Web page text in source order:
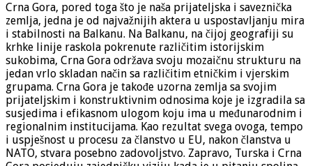
Crna Gora, pored toga što je naša prijateljska i saveznička
zemlja, jedna je od najvažnijih aktera u uspostavljanju mira
i stabilnosti na Balkanu. Na Balkanu, na čijoj geografiji su
krhke linije raskola pokrenute različitim istorijskim
sukobima, Crna Gora održava svoju mozaičnu strukturu na
jedan vrlo skladan način sa različitim etničkim i vjerskim
grupama. Crna Gora je takođe uzorna zemlja sa svojim
prijateljskim i konstruktivnim odnosima koje je izgradila sa
susjedima i efikasnom ulogom koju ima u međunarodnim i
regionalnim institucijama. Kao rezultat svega ovoga, tempo
i uspješnost u procesu za članstvo u EU, nakon članstva u
NATO, stvara posebno zadovoljstvo. Zapravo, Turska i Crna